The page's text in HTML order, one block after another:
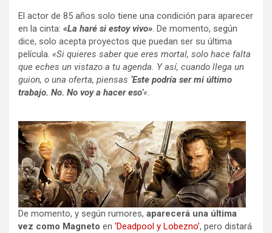
El actor de 85 años solo tiene una condición para aparecer
en la cinta: «La haré si estoy vivo». De momento, según
dice, solo acepta proyectos que puedan ser su última
película. «Si quieres saber que eres mortal, solo hace falta
que eches un vistazo a tu agenda. Y así, cuando llega un
guion, o una oferta, piensas ‘Este podría ser mi último
trabajo. No. No voy a hacer eso’«.
De momento, y según rumores, aparecerá una última
vez como Magneto en ‘Deadpool y Lobezno’, pero distará